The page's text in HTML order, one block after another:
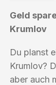
Geld
Krumlov
Du planst
Krumlov?
aber auch